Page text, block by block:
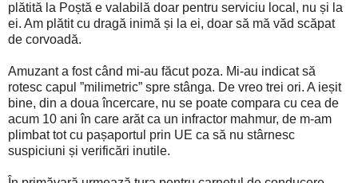
plătită la Poștă e valabilă doar pentru serviciu local, nu și la
ei. Am plătit cu dragă inimă și la ei, doar să mă văd scăpat
de corvoadă.
Amuzant a fost când mi-au făcut poza. Mi-au indicat să
rotesc capul ”milimetric” spre stânga. De vreo trei ori. A ieșit
bine, din a doua încercare, nu se poate compara cu cea de
acum 10 ani în care arăt ca un infractor mahmur, de m-am
plimbat tot cu pașaportul prin UE ca să nu stârnesc
suspiciuni și verificări inutile.